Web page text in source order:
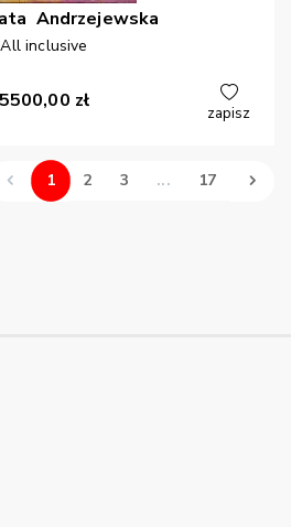
Andrzejewska
All inclusive
5500,00 zł
zapisz
1 2 3 ... 17